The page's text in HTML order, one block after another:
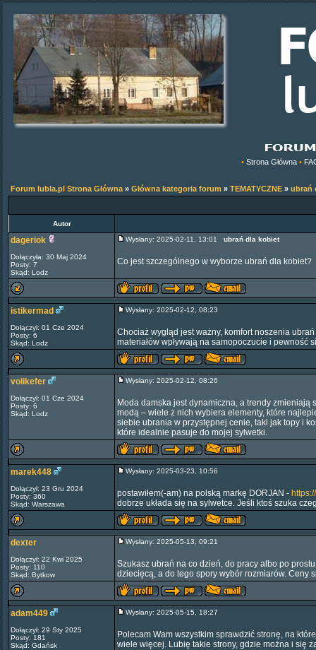
• Strona Główna •
Forum lubla.pl Strona Główna » Główna kategoria forum » TEMATYCZNE » ubrań
Autor
dageriok
Dołączyła: 30 Maj 2024
Posty: 7
Skąd: Lodz
Wysłany: 2025-02-11, 13:01 ubrań dla kobiet
Co jest szczególnego w wyborze ubrań dla kobiet?
istikermad
Dołączył: 01 Cze 2024
Posty: 6
Skąd: Lodz
Wysłany: 2025-02-12, 08:23
Chociaż wygląd jest ważny, komfort noszenia
materiałów wpływają na samopoczucie i
volikefer
Dołączył: 01 Cze 2024
Posty: 6
Skąd: Lodz
Wysłany: 2025-02-12, 08:26
Moda damska jest dynamiczna, a trendy
modą – wiele z nich wybiera elementy, które
siebie ubrania w przystępnej cenie, taki jak topy i
które idealnie pasuje do mojej sylwetki.
marek448
Dołączył: 23 Gru 2024
Posty: 360
Skąd: Warszawa
Wysłany: 2025-03-23, 10:56
postawiłem(-am) na polską markę DORJAN -
dobrze układa się na sylwetce. Jeśli ktoś szuka
dexter
Dołączył: 22 Kwi 2025
Posty: 110
Skąd: Bytkow
Wysłany: 2025-05-13, 09:21
Szukasz ubrań na co dzień, do pracy albo po
dziecięcą, a do tego spory wybór rozmiarów.
adam449
Dołączył: 29 Sty 2025
Posty: 181
Skąd: Gdańsk
Wysłany: 2025-05-15, 18:27
Polecam Wam wszystkim sprawdzić stronę, na
wiele więcej. Lubię takie strony, gdzie można i się